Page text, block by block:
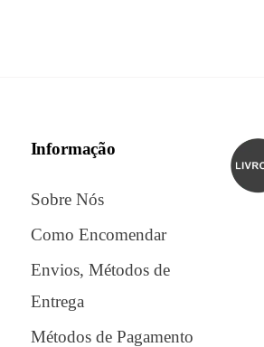
Informação
Sobre Nós
Como Encomendar
Envios, Métodos de
Entrega
Métodos de Pagamento